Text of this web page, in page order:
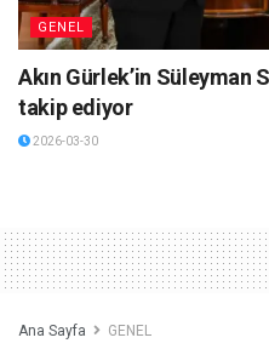
GENEL
Akın Gürlek’in Süleyman
takip ediyor
2026-03-30
Ana Sayfa GENEL